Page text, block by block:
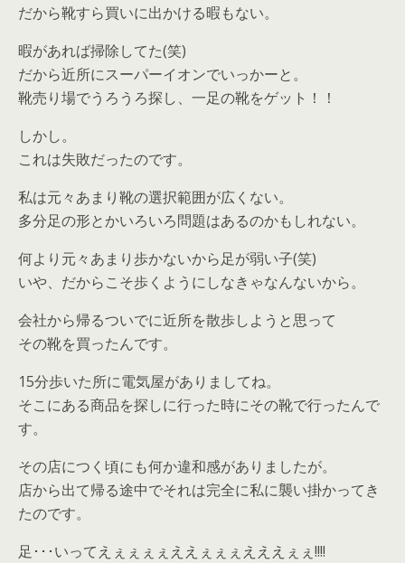
だから靴すら買いに出かける暇もない。
暇があれば掃除してた(笑)
だから近所にスーパーイオンでいっかーと。
靴売り場でうろうろ探し、一足の靴をゲット！！
しかし。
これは失敗だったのです。
私は元々あまり靴の選択範囲が広くない。
多分足の形とかいろいろ問題はあるのかもしれない。
何より元々あまり歩かないから足が弱い子(笑)
いや、だからこそ歩くようにしなきゃなんないから。
会社から帰るついでに近所を散歩しようと思って
その靴を買ったんです。
15分歩いた所に電気屋がありましてね。
そこにある商品を探しに行った時にその靴で行ったんで
す。
その店につく頃にも何か違和感がありましたが。
店から出て帰る途中でそれは完全に私に襲い掛かってき
たのです。
足･･･いってえぇぇぇぇええぇぇぇえええぇぇ!!!!